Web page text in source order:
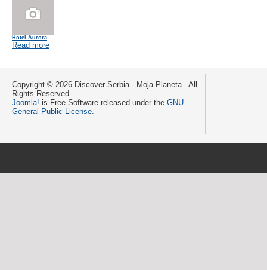
Hotel Aurora
Read more
Copyright © 2026 Discover Serbia - Moja Planeta . All
Rights Reserved.
Joomla! is Free Software released under the GNU
General Public License.